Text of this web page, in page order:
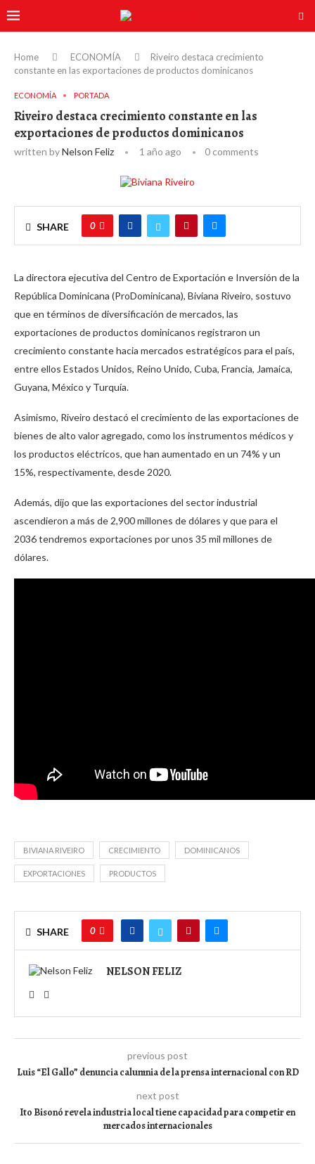
Home ECONOMÍA
Riveiro destaca crecimiento
constante en las exportaciones de productos dominicanos
ECONOMÍA PORTADA
Riveiro destaca crecimiento constante en las
exportaciones de productos dominicanos
written byNelson Feliz 1 año ago 0 comments
SHARE 0
La directora ejecutiva del Centro de Exportación e Inversión de la
República Dominicana (ProDominicana), Biviana Riveiro, sostuvo
que en términos de diversificación de mercados, las
exportaciones de productos dominicanos registraron un
crecimiento constante hacia mercados estratégicos para el país,
entre ellos Estados Unidos, Reino Unido, Cuba, Francia, Jamaica,
Guyana, México y Turquía.
Asimismo, Riveiro destacó el crecimiento de las exportaciones de
bienes de alto valor agregado, como los instrumentos médicos y
los productos eléctricos, que han aumentado en un 74% y un
15%, respectivamente, desde 2020.
Además, dijo que las exportaciones del sector industrial
ascendieron a más de 2,900 millones de dólares y que para el
2036 tendremos exportaciones por unos 35 mil millones de
dólares.
BIVIANA RIVEIRO CRECIMIENTO DOMINICANOS
EXPORTACIONES PRODUCTOS
SHARE 0
NELSON FELIZ
previous post
Luis “El Gallo” denuncia calumnia de la prensa internacional con RD
next post
Ito Bisonó revela industria local tiene capacidad para competir en
mercados internacionales